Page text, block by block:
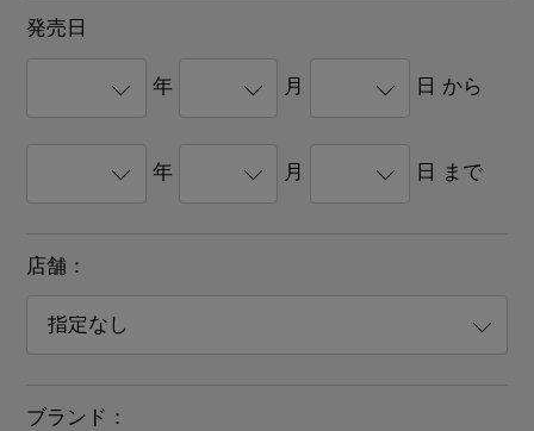
発売日
年 月 日 から
年 月 日 まで
店舗：
ブランド：